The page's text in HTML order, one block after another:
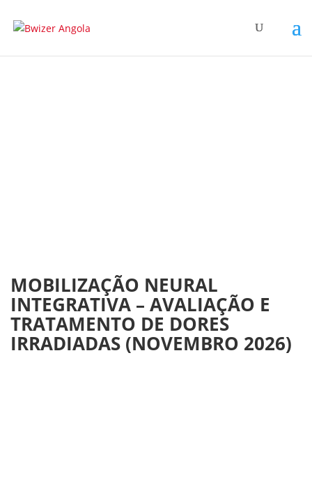
MOBILIZAÇÃO NEURAL
INTEGRATIVA – AVALIAÇÃO E
TRATAMENTO DE DORES
IRRADIADAS (NOVEMBRO 2026)